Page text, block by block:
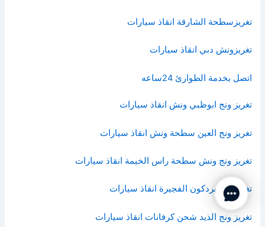
تغريزسطحة الشارقة انقاذ سيارات
تغريزونش دبي انقاذ سيارات
اتصل بخدمة الطوارئ 24ساعه
تغريز ونج ابوظبي ونش انقاذ سيارات
تغريز ونج العين سطحة ونش انقاذ سيارات
تغريز ونج ونش سطحة راس الخيمة انقاذ سيارات
تغريز ونج بردكون الفجيرة انقاذ سيارات
تغريز ونج الذيد شحن كرفانات انقاذ سيارات
Contact Us